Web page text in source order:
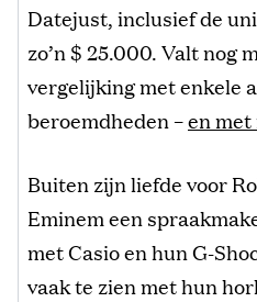
Datejust, inclusief de
zo’n $ 25.000. Valt nog
vergelijking met enkele
beroemdheden –en
Buiten zijn liefde voor
Eminem een
met Casio en hun G-
vaak te zien met hun